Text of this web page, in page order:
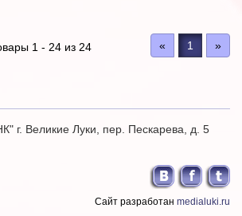
1 - 24 из 24 « 1 »
г. Великие Луки, пер. Пескарева, д. 5
Сайт разработан medialuki.ru